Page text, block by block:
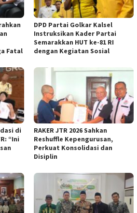
Fatal
DPD Partai Golkar Kalsel
Instruksikan Kader Partai
Semarakkan HUT ke-81 RI
dengan Kegiatan Sosial
di
“Ini
RAKER JTR 2026 Sahkan
Reshuffle Kepengurusan,
Perkuat Konsolidasi dan
Disiplin